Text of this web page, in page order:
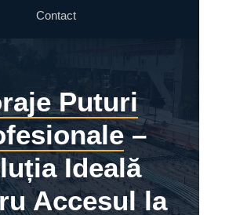
Contact
Puturi
–
Ideală
Accesul la